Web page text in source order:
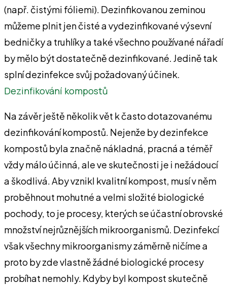
(např. čistými fóliemi). Dezinfikovanou zeminou
můžeme plnit jen čisté a vydezinfikované výsevní
bedničky a truhlíky a také všechno používané nářadí
by mělo být dostatečně dezinfikované. Jedině tak
splní dezinfekce svůj požadovaný účinek.
Dezinfikování kompostů
Na závěr ještě několik vět k často dotazovanému
dezinfikování kompostů. Nejenže by dezinfekce
kompostů byla značně nákladná, pracná a téměř
vždy málo účinná, ale ve skutečnosti je i nežádoucí
a škodlivá. Aby vznikl kvalitní kompost, musí v něm
proběhnout mohutné a velmi složité biologické
pochody, to je procesy, kterých se účastní obrovské
množství nejrůznějších mikroorganismů. Dezinfekcí
však všechny mikroorganismy záměrně ničíme a
proto by zde vlastně žádné biologické procesy
probíhat nemohly. Kdyby byl kompost skutečně